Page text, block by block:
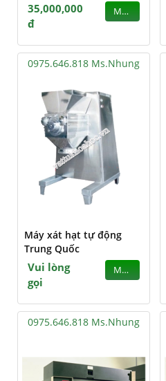
35,000,000
đ
MUA
0975.646.818 Ms.Nhung
Máy xát hạt tự động
Trung Quốc
Vui lòng
gọi
MUA
0975.646.818 Ms.Nhung